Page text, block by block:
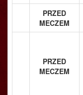
PRZED
MECZEM
PRZED
MECZEM